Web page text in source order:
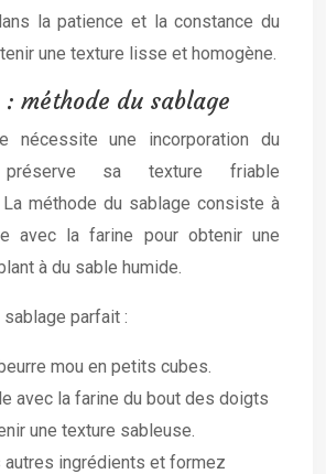
la patience et la constance du
une texture lisse et homogène.
méthode du sablage
nécessite une incorporation du
sa texture friable
méthode du sablage consiste à
avec la farine pour obtenir une
à du sable humide.
parfait :
mou en petits cubes.
avec la farine du bout des doigts
une texture sableuse.
autres ingrédients et formez